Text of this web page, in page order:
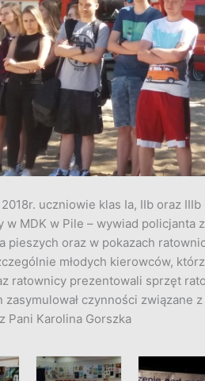
uczniowie klas Ia, IIb oraz
w MDK w Pile – wywiad policjanta
pieszych oraz w pokazach
młodych kierowców,
ratownicy prezentowali sprzęt
zasymulował czynności związane
Pani Karolina Gorszka